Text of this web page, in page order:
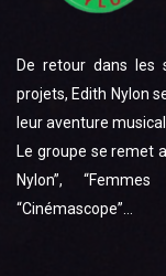
De retour dans les
projets, Edith Nylon
leur aventure
Le groupe se remet
Nylon”,
“Cinémascope”…